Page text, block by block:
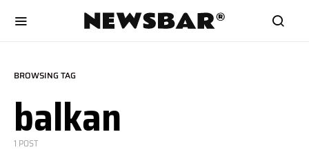
BROWSING TAG
balkan
1 POST